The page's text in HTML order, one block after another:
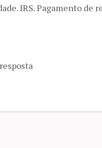
IRS. Pagamento de